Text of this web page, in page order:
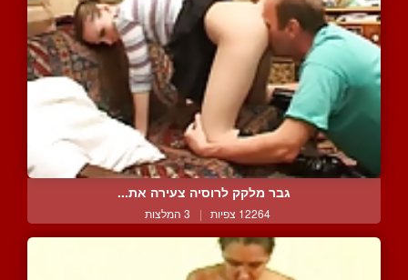
גבר מלקק לרוסיה צעירה את...
12264 צפיות | 3 המלצות